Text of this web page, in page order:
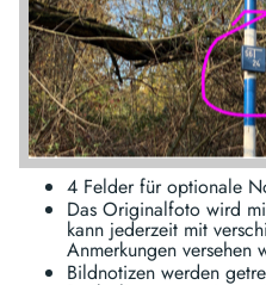
4 Felder für optionale
Das Originalfoto wird
kann jederzeit mit
Anmerkungen versehen
Bildnotizen werden